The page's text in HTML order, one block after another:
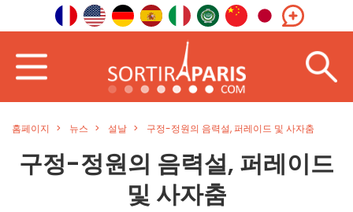
홈페이지 뉴스 설날 구정-정원의 음력설, 퍼레이드 및 사자춤
구정-정원의 음력설, 퍼레이드
및 사자춤